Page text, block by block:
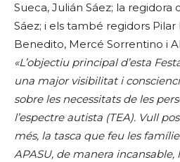
Sueca, Julián Sáez; la regidora
Sáez; i els també regidors
Benedito, Mercé Sorrentino i
«L’objectiu principal d’esta
una major visibilitat i
sobre les necessitats de les
l’espectre autista (TEA). Vull
més, la tasca que feu les
APASU, de manera